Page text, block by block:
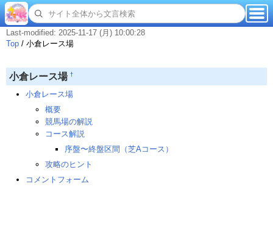
Last-modified: 2025-11-17 (月) 10:00:28
Top / 小倉レース場
小倉レース場 †
小倉レース場
概要
競馬場の解説
コース解説
序盤〜終盤区間（芝Aコース）
攻略のヒント
コメントフォーム